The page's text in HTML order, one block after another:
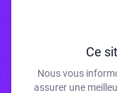
Ce
Nous vous
assurer une